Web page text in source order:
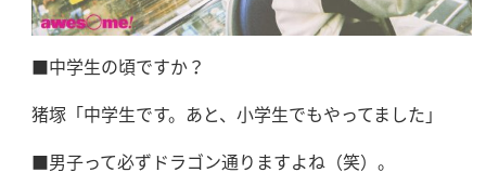
■中学生の頃ですか？
猪塚「中学生です。あと、小学生でもやってました」
■男子って必ずドラゴン通りますよね（笑）。